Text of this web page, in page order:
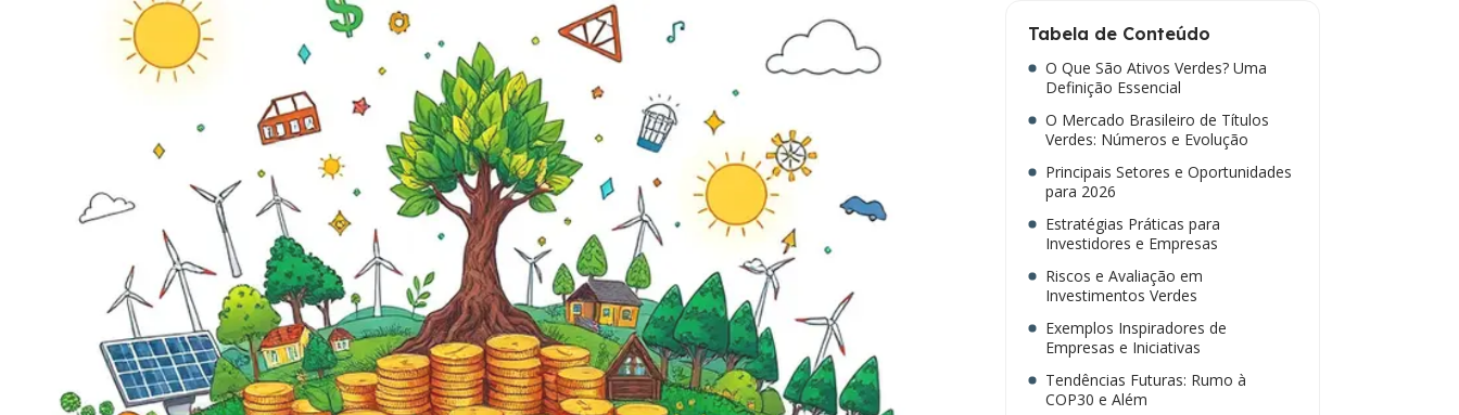
Tabela de Conteúdo
O Que São Ativos Verdes? Uma
Definição Essencial
O Mercado Brasileiro de Títulos
Verdes: Números e Evolução
Principais Setores e Oportunidades
para 2026
Estratégias Práticas para
Investidores e Empresas
Riscos e Avaliação em
Investimentos Verdes
Exemplos Inspiradores de
Empresas e Iniciativas
Tendências Futuras: Rumo à
COP30 e Além